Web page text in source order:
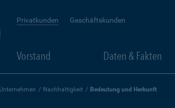
Privatkunden Geschäftskunden
Vorstand Daten & Fakten
Unternehmen Nachhaltigkeit Bedeutung und Herkunft